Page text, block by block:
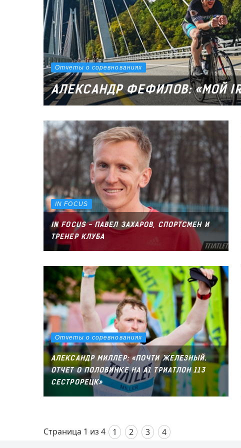
Отчеты о соревнованиях
АЛЕКСАНДР ФЕФИЛОВ: «МОЙ
IN FOCUS
IN FOCUS - ПАВЕЛ ЗАХАРОВ, СПОРТСМЕН И
ТРЕНЕР КЛУБА
Отчеты о соревнованиях
АЛЕКСАНДР МИЛЛЕР: «ПОЧТИ ЖЕЛЕЗНЫЙ.
ОТЧЕТ О ПОЛОВИНКЕ НА А1 ТРИАТЛОН 113
СЕСТРОРЕЦК»
Страница 1 из 4 1 2 3 4